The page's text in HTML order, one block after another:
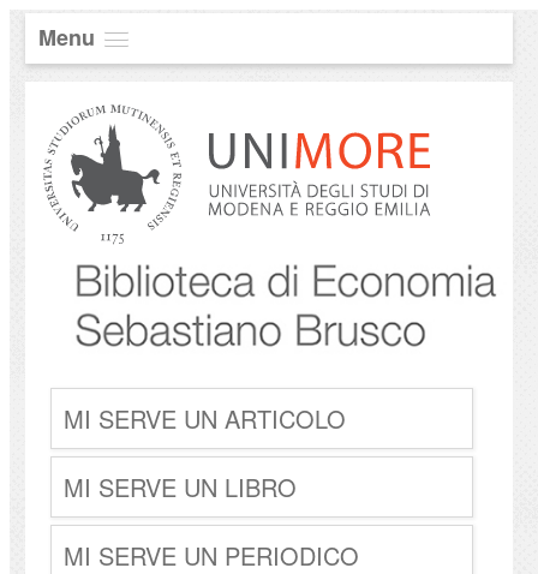
Menu
MI SERVE UN ARTICOLO
MI SERVE UN LIBRO
MI SERVE UN PERIODICO